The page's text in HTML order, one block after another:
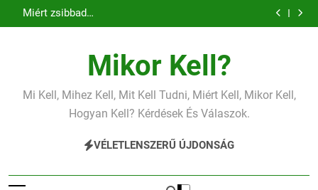
Ugrás
a
Miért fáj a váll?
Miért zsibbad a kéz?
Mit jelent az alacsony vas?
Miért fáj a váll?
Mit jelent az alacsony vérnyomás?
Miért zsibbad a kéz?
Mikor Kell?
Mi Kell, Mihez Kell, Mit Kell Tudni, Miért Kell, Mikor Kell,
Hogyan Kell? Kérdések És Válaszok.
VÉLETLENSZERŰ ÚJDONSÁG